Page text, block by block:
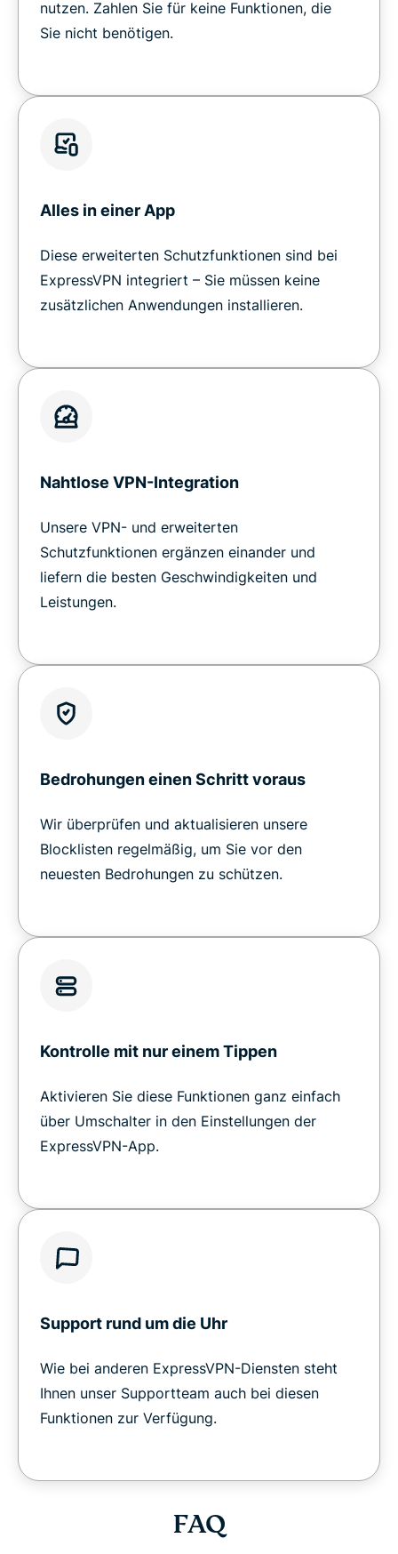
nutzen. Zahlen Sie für keine Funktionen, die
Sie nicht benötigen.
Alles in einer App
Diese erweiterten Schutzfunktionen sind bei
ExpressVPN integriert – Sie müssen keine
zusätzlichen Anwendungen installieren.
Nahtlose VPN-Integration
Unsere VPN- und erweiterten
Schutzfunktionen ergänzen einander und
liefern die besten Geschwindigkeiten und
Leistungen.
Bedrohungen einen Schritt voraus
Wir überprüfen und aktualisieren unsere
Blocklisten regelmäßig, um Sie vor den
neuesten Bedrohungen zu schützen.
Kontrolle mit nur einem Tippen
Aktivieren Sie diese Funktionen ganz einfach
über Umschalter in den Einstellungen der
ExpressVPN-App.
Support rund um die Uhr
Wie bei anderen ExpressVPN-Diensten steht
Ihnen unser Supportteam auch bei diesen
Funktionen zur Verfügung.
FAQ